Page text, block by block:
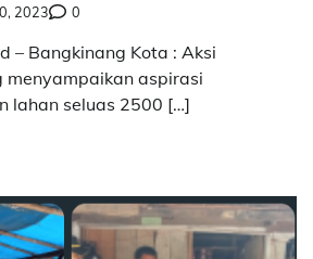
2023 0
– Bangkinang Kota : Aksi
aspirasi
lahan seluas 2500 […]